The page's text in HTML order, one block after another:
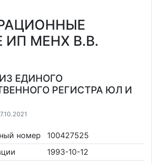
МЕНХ В.В.
ЕДИНОГО
РЕГИСТРА ЮЛ И
номер
100427525
1993-10-12